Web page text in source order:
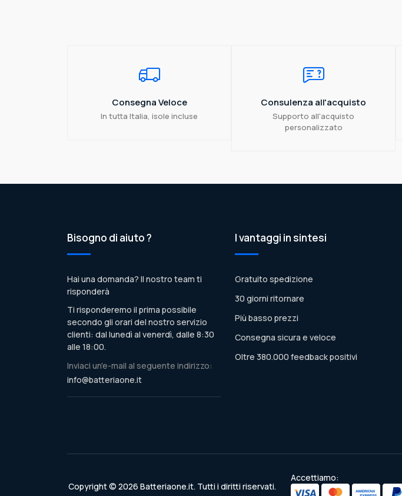
Consegna Veloce
In tutta Italia, isole incluse
Consulenza all'acquisto
Supporto all'acquisto
personalizzato
Bisogno di aiuto ?
Hai una domanda? Il nostro team ti
risponderà
Ti risponderemo il prima possibile
secondo gli orari del nostro servizio
clienti: dal lunedì al venerdì, dalle 8:30
alle 18:00.
Inviaci un'e-mail al seguente indirizzo:
info@batteriaone.it
I vantaggi in sintesi
Gratuito spedizione
30 giorni ritornare
Più basso prezzi
Consegna sicura e veloce
Oltre 380.000 feedback positivi
Copyright © 2026 Batteriaone.it. Tutti i diritti riservati.
Accettiamo: